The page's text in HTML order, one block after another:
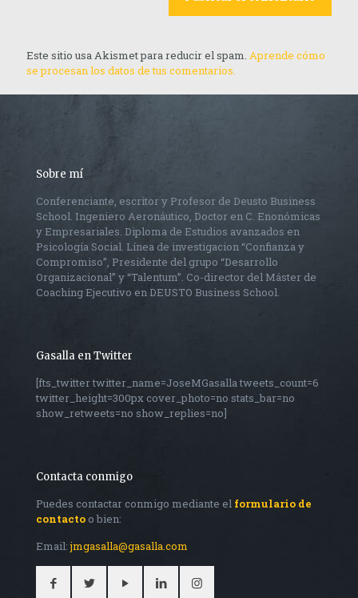
Este sitio usa Akismet para reducir el spam. Aprende cómo
se procesan los datos de tus comentarios.
Sobre mí
Conferenciante, escritor y Profesor de Deusto Business
School. Ingeniero Aeronáutico, Doctor en C. Enonómicas
y Empresariales. Diploma de Estudios avanzados en
Psicología Social. Línea de investigacion “Confianza y
Compromiso”, Presidente del grupo “Desarrollo
Organizacional” y “Talentum”. Co-director del Máster de
Coaching Ejecutivo en DEUSTO Business School.
Gasalla en Twitter
[fts_twitter twitter_name=JoseMGasalla tweets_count=6
twitter_height=300px cover_photo=no stats_bar=no
show_retweets=no show_replies=no]
Contacta conmigo
Puedes contactar conmigo mediante el formulario de
contacto o bien:
Email:jmgasalla@gasalla.com